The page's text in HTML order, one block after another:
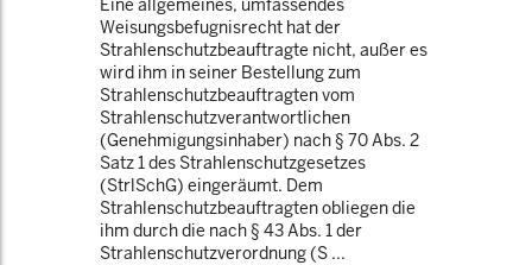
Eine allgemeines, umfassendes
Weisungsbefugnisrecht hat der
Strahlenschutzbeauftragte nicht, außer es
wird ihm in seiner Bestellung zum
Strahlenschutzbeauftragten vom
Strahlenschutzverantwortlichen
(Genehmigungsinhaber) nach § 70 Abs. 2
Satz 1 des Strahlenschutzgesetzes
(StrlSchG) eingeräumt. Dem
Strahlenschutzbeauftragten obliegen die
ihm durch die nach § 43 Abs. 1 der
Strahlenschutzverordnung (S ...